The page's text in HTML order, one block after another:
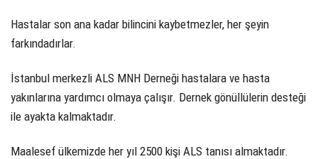
Hastalar son ana kadar bilincini kaybetmezler, her şeyin
farkındadırlar.
İstanbul merkezli ALS MNH Derneği hastalara ve hasta
yakınlarına yardımcı olmaya çalışır. Dernek gönüllülerin desteği
ile ayakta kalmaktadır.
Maalesef ülkemizde her yıl 2500 kişi ALS tanısı almaktadır.